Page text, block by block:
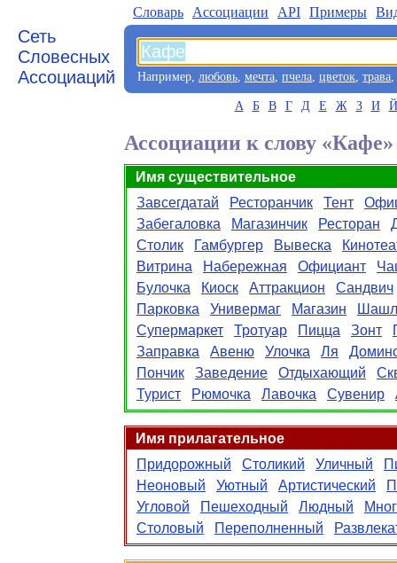
Сеть
Словесных
Ассоциаций
Словарь Aссоциации API Примеры
Например, любовь, мечта, пчела, цветок, трава,
А Б В Г Д Е Ж З И Й
Ассоциации к слову «Кафе»
Имя существительное
Завсегдатай
Ресторанчик Тент
Забегаловка
Магазинчик Ресторан
Столик
Гамбургер Вывеска
Витрина
Набережная Официант
Булочка
Киоск Аттракцион
Сандвич
Парковка
Универмаг Магазин
Супермаркет
Тротуар Пицца Зонт
Заправка
Авеню Улочка Ля
Пончик
Заведение Отдыхающий
Турист
Рюмочка Лавочка Сувенир
Имя прилагательное
Придорожный
Столикий Уличный
Неоновый
Уютный Артистический
Угловой
Пешеходный Людный
Столовый
Переполненный